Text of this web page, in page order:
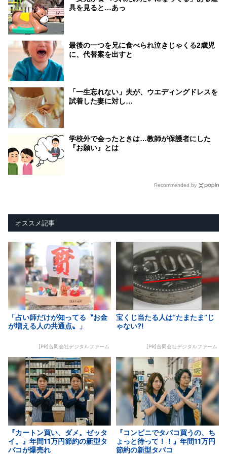
具を見ると…あっ
最後の一つを兄に食べられ泣きじゃくる2歳児
に、代替案を出すと
「一生忘れない」夫が、ウエディングドレスを
試着した妻に対し…
学校外で会ったときは…教師が保護者にした
『お願い』とは
Recommended by
オススメ記事
「占い師だけが知ってる〝お金
が増える人の共通点〟」
[PR]合同会社デジタルファーム
宝くじ当たる人は“たまたま”じ
ゃない?!
[PR]合同会社デジタルファーム
『カートン買い、ダメ。ゼッタ
イ。』年間11万円節約の新型タ
バコが爆売れ
『コンビニでタバコ買うの、ち
ょっと待って！！』年間11万円
節約の新型タバコ